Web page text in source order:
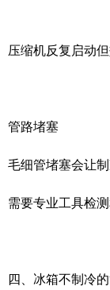
压缩机反复启动
管路堵塞
毛细管堵塞会让
需要专业工具检测
四、冰箱不制冷